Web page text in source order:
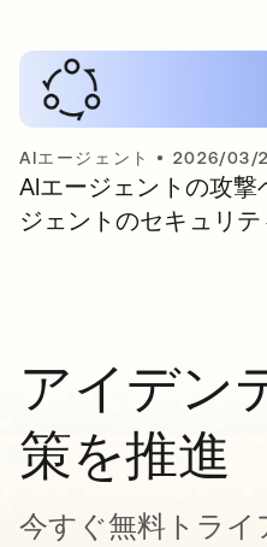
AIエージェント • 2026/03/
AIエージェントの攻
ジェントのセキュリテ
アイデン
策を推進
今すぐ無料トライ